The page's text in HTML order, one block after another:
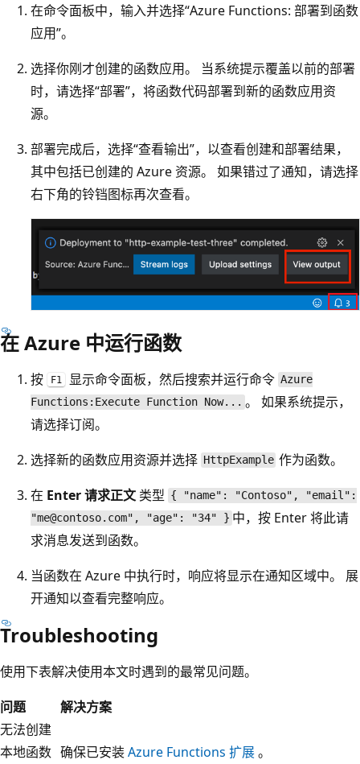
在命令面板中，输入并选择“Azure Functions: 部署到函数
应用”。
选择你刚才创建的函数应用。 当系统提示覆盖以前的部署
时，请选择“部署”，将函数代码部署到新的函数应用资
源。
部署完成后，选择“查看输出”，以查看创建和部署结果，
其中包括已创建的 Azure 资源。
如果错过了通知，请选择
右下角的铃铛图标再次查看。
在 Azure 中运行函数
按 F1 显示命令面板，然后搜索并运行命令 Azure
Functions:Execute Function Now... 。 如果系统提示，
请选择订阅。
选择新的函数应用资源并选择 HttpExample 作为函数。
在 Enter 请求正文 类型 { "name": "Contoso", "email":
"me@contoso.com", "age": "34" } 中，按 Enter 将此请
求消息发送到函数。
当函数在 Azure 中执行时，响应将显示在通知区域中。 展
开通知以查看完整响应。
Troubleshooting
使用下表解决使用本文时遇到的最常见问题。
问题
解决方案
无法创建
本地函数 确保已安装Azure Functions 扩展。